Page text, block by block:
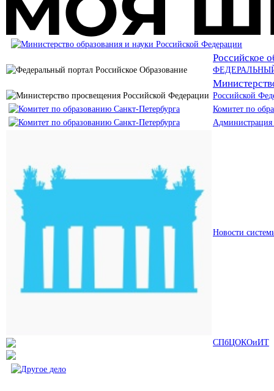
Российское
Российской
Комитет по
Администрация
Новости
СПбЦОКОиИТ